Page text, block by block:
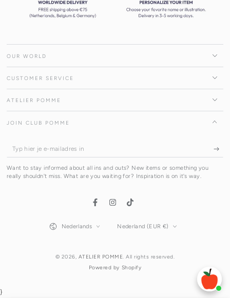
OUR WORLD
CUSTOMER SERVICE
ATELIER POMME
JOIN CLUB POMME
Typ
je
Want to stay informed about all ins and outs? New items or something you
really shouldn't miss. What are you waiting for? Inspiration is on it's way.
FacebookInstagram
TikTok
© 2026, ATELIER POMME . All rights reserved.
Powered by Shopify
Taal
Nederlands Nederland (EUR €)
}